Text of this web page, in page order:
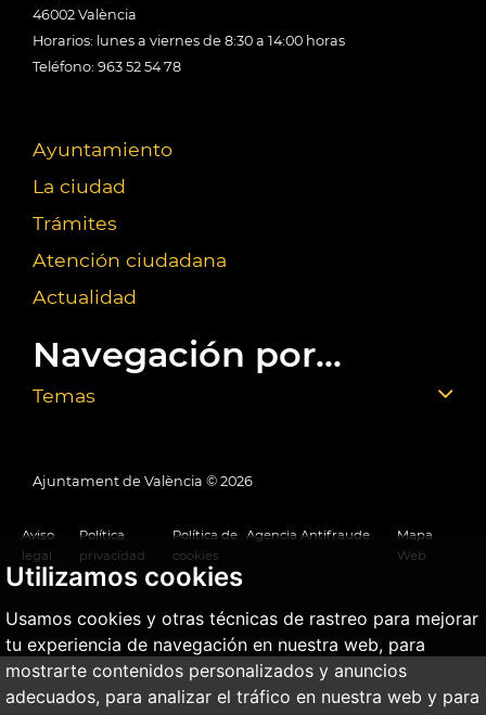
Utilizamos cookies
Usamos cookies y otras técnicas de rastreo para mejorar
tu experiencia de navegación en nuestra web, para
mostrarte contenidos personalizados y anuncios
adecuados, para analizar el tráfico en nuestra web y para
46002 València
Horarios: lunes a viernes de 8:30 a 14:00 horas
Teléfono: 963 52 54 78
Ayuntamiento
La ciudad
Trámites
Atención ciudadana
Actualidad
Navegación por...
Temas
Ajuntament de València © 2026
Aviso
legal
Política
privacidad
Política de
cookies
Agencia Antifraude
Mapa
Web